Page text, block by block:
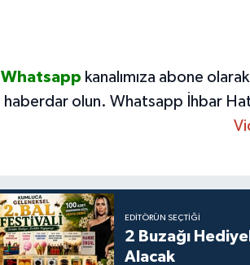
Whatsapp kanalımıza abone
haberdar olun. Whatsapp İhbar
EDITÖRÜN SEÇTIĞI
2 Buzağı
Alacak